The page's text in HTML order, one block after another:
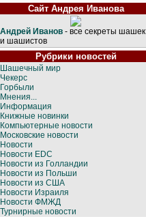
Сайт Андрея Иванова
Андрей Иванов - все секреты шашек
и шашистов
Рубрики новостей
Шашечный мир
Чекерс
Горбыли
Мнения...
Информация
Книжные новинки
Компьютерные новости
Московские новости
Новости
Новости EDC
Новости из Голландии
Новости из Польши
Новости из США
Новости Израиля
Новости ФМЖД
Турнирные новости